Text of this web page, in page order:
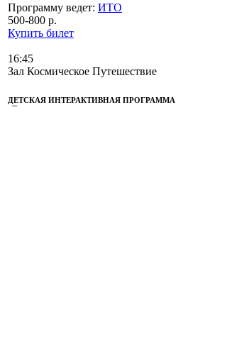
Программу ведет: ИТО
500-800 р.
Купить билет
16:45
Зал Космическое Путешествие
ДЕТСКАЯ ИНТЕРАКТИВНАЯ ПРОГРАММА
«Таинственные спутники планет»